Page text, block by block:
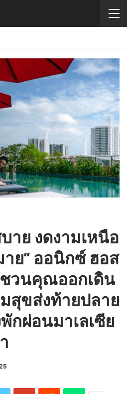
าย งดงามเหนือ
ย” ออนิกซ์ ฮอส
วนคุณออกเดิน
สุขส่งท้ายปลาย
กผ่อนมาเลเซีย